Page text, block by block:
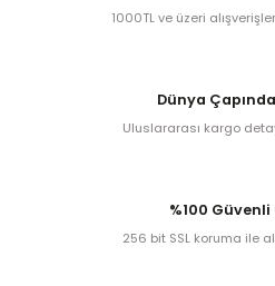
1000TL ve üzeri
Dünya
Uluslararası kargo
%100
256 bit SSL koruma ile